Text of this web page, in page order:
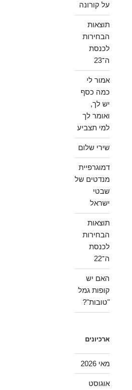
על קורונה
תוצאות
הבחירות
לכנסת
ה־23
אמור לי
כמה כסף
יש לך,
ואומר לך
למי תצביע
שירי שלום
דמוגרפיית
מנדטים של
שבטי
ישראל
תוצאות
הבחירות
לכנסת
ה־22
האם יש
קופות גמל
"טובות"?
ארכיונים
מאי 2026
אוגוסט